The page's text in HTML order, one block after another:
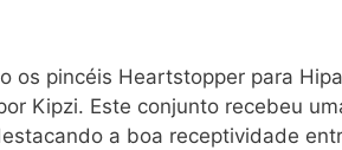
os pincéis Heartstopper para
Kipzi. Este conjunto recebeu
a boa receptividade